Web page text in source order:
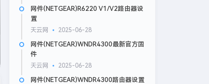
网件(NETGEAR)R6220 V1/V2路由器设
置
天云网 2025-06-28
网件(NETGEAR)WNDR4300最新官方固
件
天云网 2025-06-28
网件(NETGEAR)WNDR4300路由器设置